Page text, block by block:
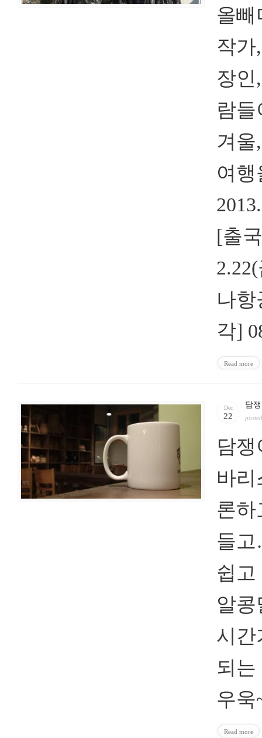
올
작
장인
람
겨울
여
[출
나
각]
Read more
Dec
22
담
담
바
론하
들
쉽
알
시
되
우욱
Read more